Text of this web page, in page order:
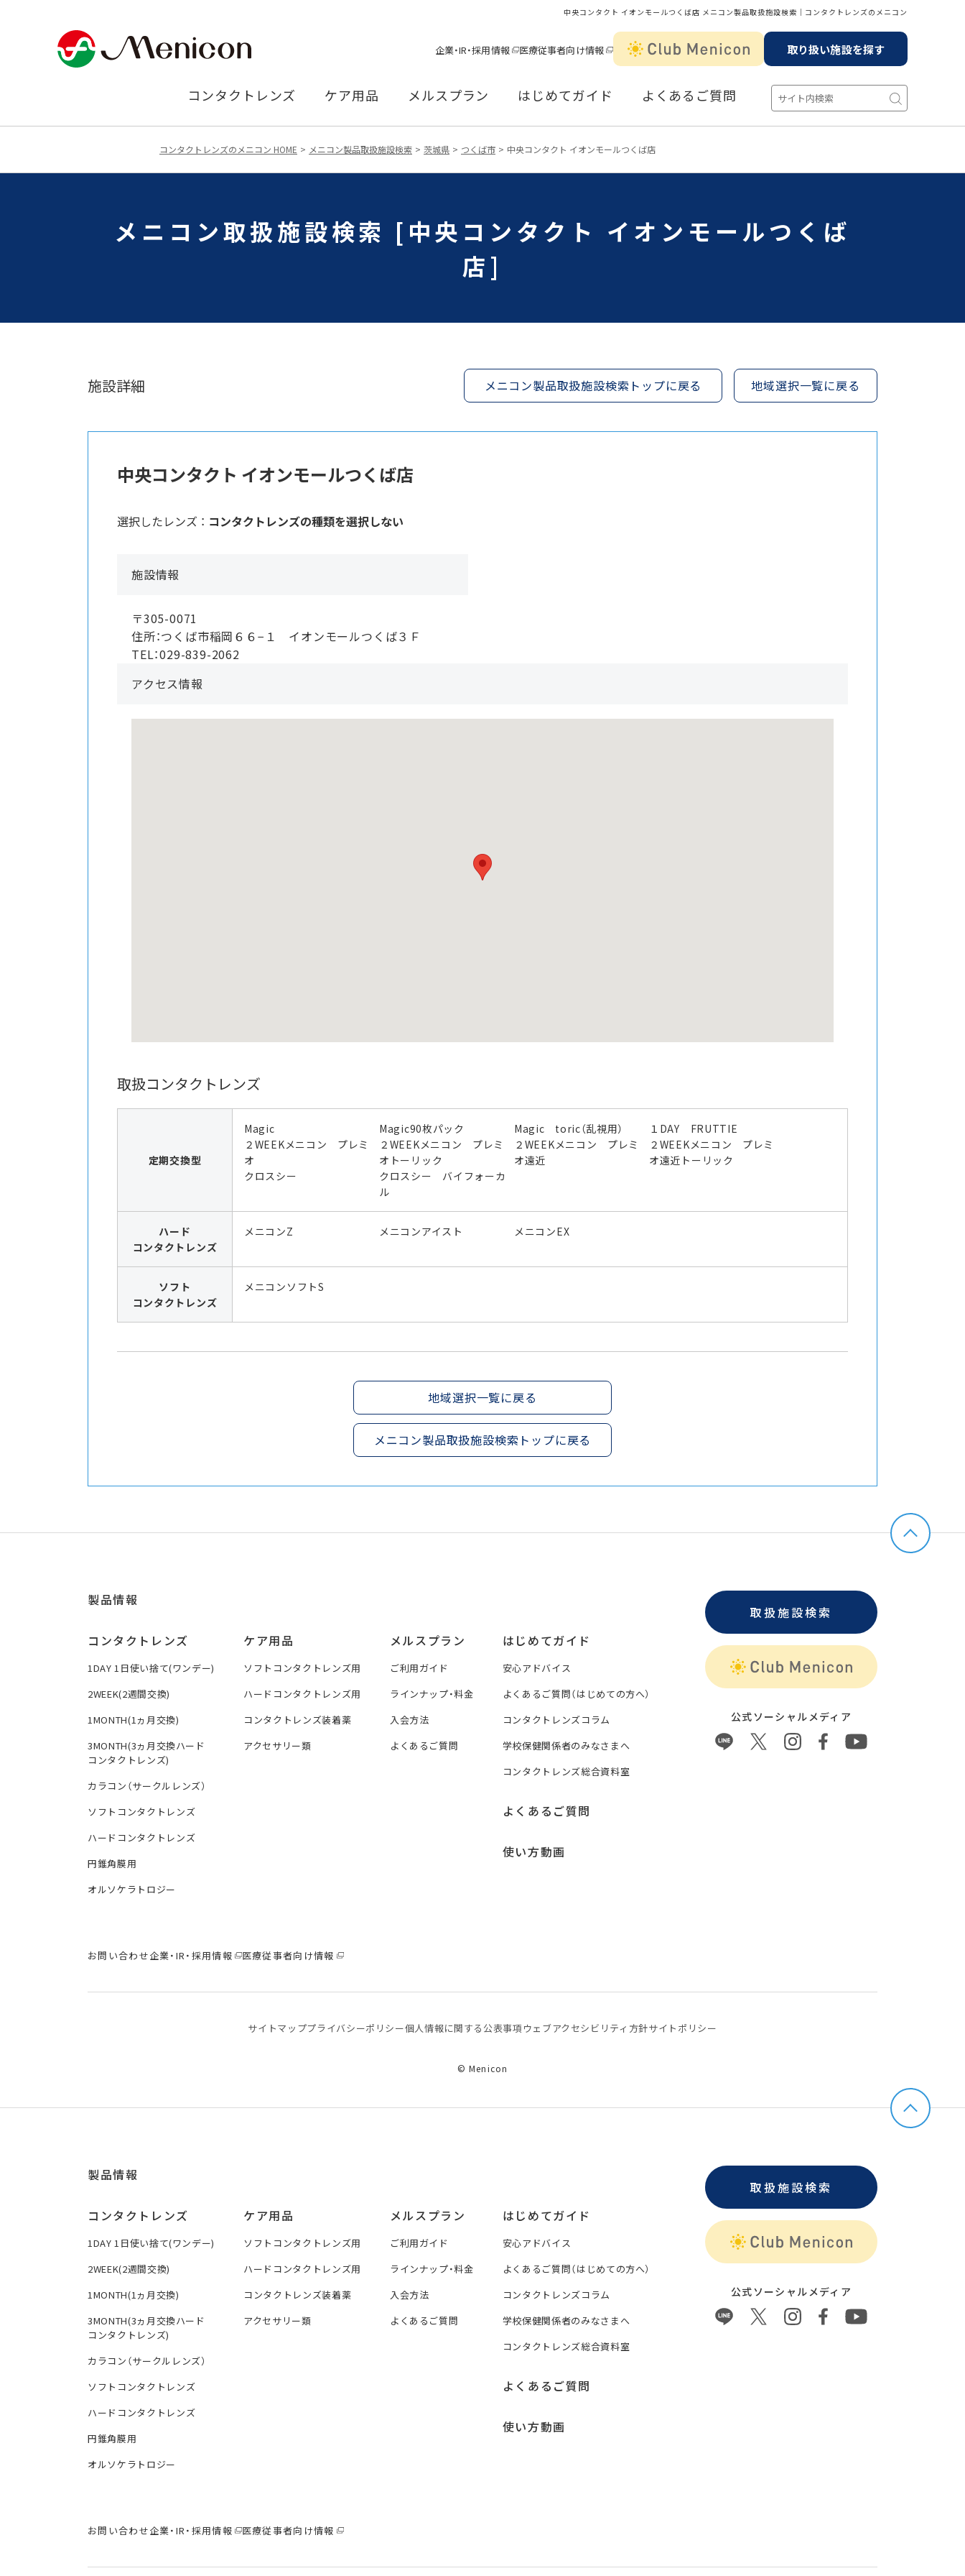
中央コンタクト イオンモールつくば店 メニコン製品取扱施設検索│コンタクトレンズのメニコン
企業・IR・採用情報 医療従事者向け情報 取り扱い施設を探す
コンタクトレンズ ケア用品 メルスプラン はじめてガイド よくあるご質問
コンタクトレンズのメニコン HOME メニコン製品取扱施設検索 茨城県 つくば市 中央コンタクト イオンモールつくば店
メニコン取扱施設検索 [中央コンタクト イオンモールつくば
店]
施設詳細 メニコン製品取扱施設検索トップに戻る 地域選択一覧に戻る
中央コンタクト イオンモールつくば店
選択したレンズ ： コンタクトレンズの種類を選択しない
施設情報
〒305-0071
住所：つくば市稲岡６６−１ イオンモールつくば３Ｆ
TEL：029-839-2062
アクセス情報
取扱コンタクトレンズ
定期交換型
Magic Magic90枚パック Magic toric（乱視用）
１DAY FRUTTIE
２WEEKメニコン プレミ
オ
２WEEKメニコン プレミ
オトーリック
２WEEKメニコン プレミ
オ遠近
２WEEKメニコン プレミ
オ遠近トーリック
クロスシー
クロスシー バイフォーカ
ル
ハード
コンタクトレンズ
メニコンZ メニコンアイスト メニコンEX
ソフト
コンタクトレンズ
メニコンソフトS
地域選択一覧に戻る
メニコン製品取扱施設検索トップに戻る
製品情報
コンタクトレンズ
1DAY 1日使い捨て(ワンデー)
2WEEK(2週間交換)
1MONTH(1ヵ月交換)
3MONTH(3ヵ月交換ハード
コンタクトレンズ)
カラコン（サークルレンズ）
ソフトコンタクトレンズ
ハードコンタクトレンズ
円錐角膜用
オルソケラトロジー
ケア用品
ソフトコンタクトレンズ用
ハードコンタクトレンズ用
コンタクトレンズ装着薬
アクセサリー類
メルスプラン
ご利用ガイド
ラインナップ・料金
入会方法
よくあるご質問
はじめてガイド
安心アドバイス
よくあるご質問（はじめての方へ）
コンタクトレンズコラム
学校保健関係者のみなさまへ
コンタクトレンズ総合資料室
よくあるご質問
使い方動画
取扱施設検索
公式ソーシャルメディア
お問い合わせ企業・IR・採用情報 医療従事者向け情報
サイトマッププライバシーポリシー個⼈情報に関する公表事項 ウェブアクセシビリティ方針サイトポリシー
© Menicon
製品情報
コンタクトレンズ
1DAY 1日使い捨て(ワンデー)
2WEEK(2週間交換)
1MONTH(1ヵ月交換)
3MONTH(3ヵ月交換ハード
コンタクトレンズ)
カラコン（サークルレンズ）
ソフトコンタクトレンズ
ハードコンタクトレンズ
円錐角膜用
オルソケラトロジー
ケア用品
ソフトコンタクトレンズ用
ハードコンタクトレンズ用
コンタクトレンズ装着薬
アクセサリー類
メルスプラン
ご利用ガイド
ラインナップ・料金
入会方法
よくあるご質問
はじめてガイド
安心アドバイス
よくあるご質問（はじめての方へ）
コンタクトレンズコラム
学校保健関係者のみなさまへ
コンタクトレンズ総合資料室
よくあるご質問
使い方動画
取扱施設検索
公式ソーシャルメディア
お問い合わせ企業・IR・採用情報 医療従事者向け情報